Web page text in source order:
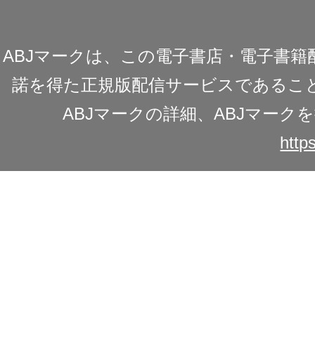
ABJマークは、この電子書店・電子書
諾を得た正規版配信サービスであるこ
ABJマークの詳細、ABJマーク